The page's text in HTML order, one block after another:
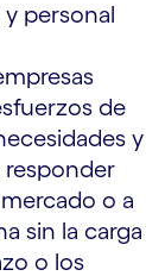
personal
de
y
responder
o a
sin la carga
o los